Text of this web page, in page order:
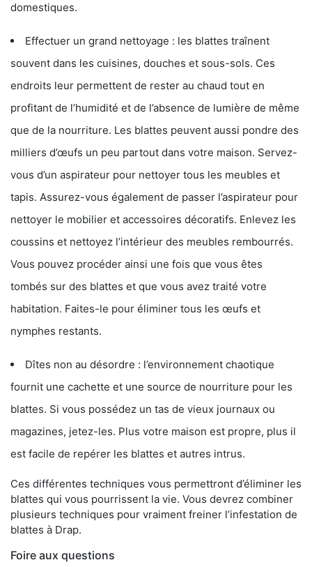
domestiques.
Effectuer un grand nettoyage : les blattes traînent
souvent dans les cuisines, douches et sous-sols. Ces
endroits leur permettent de rester au chaud tout en
profitant de l’humidité et de l’absence de lumière de même
que de la nourriture. Les blattes peuvent aussi pondre des
milliers d’œufs un peu partout dans votre maison. Servez-
vous d’un aspirateur pour nettoyer tous les meubles et
tapis. Assurez-vous également de passer l’aspirateur pour
nettoyer le mobilier et accessoires décoratifs. Enlevez les
coussins et nettoyez l’intérieur des meubles rembourrés.
Vous pouvez procéder ainsi une fois que vous êtes
tombés sur des blattes et que vous avez traité votre
habitation. Faites-le pour éliminer tous les œufs et
nymphes restants.
Dîtes non au désordre : l’environnement chaotique
fournit une cachette et une source de nourriture pour les
blattes. Si vous possédez un tas de vieux journaux ou
magazines, jetez-les. Plus votre maison est propre, plus il
est facile de repérer les blattes et autres intrus.
Ces différentes techniques vous permettront d’éliminer les
blattes qui vous pourrissent la vie. Vous devrez combiner
plusieurs techniques pour vraiment freiner l’infestation de
blattes à Drap.
Foire aux questions